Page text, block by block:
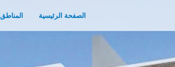
الصفحة الرئيسية المناطق